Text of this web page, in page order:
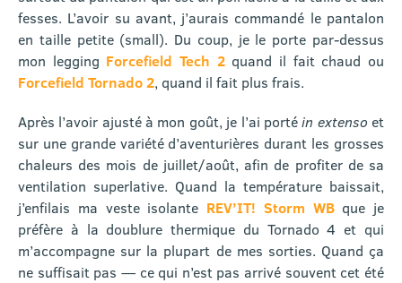
fesses. L’avoir su avant, j’aurais commandé le pantalon
en taille petite (small). Du coup, je le porte par-dessus
mon legging Forcefield Tech 2quand il fait chaud ou
Forcefield Tornado 2, quand il fait plus frais.
Après l’avoir ajusté à mon goût, je l’ai portéin extenso et
sur une grande variété d’aventurières durant les grosses
chaleurs des mois de juillet/août, afin de profiter de sa
ventilation superlative. Quand la température baissait,
j’enfilais ma veste isolante REV’IT! Storm WBque je
préfère à la doublure thermique du Tornado 4 et qui
m’accompagne sur la plupart de mes sorties. Quand ça
ne suffisait pas — ce qui n’est pas arrivé souvent cet été